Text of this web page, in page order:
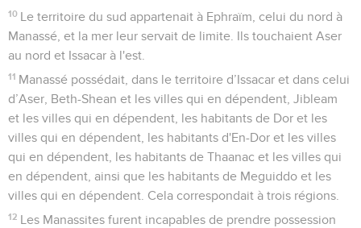
10 Le territoire du sud appartenait à Ephraïm, celui du nord à
Manassé, et la mer leur servait de limite. Ils touchaient Aser
au nord et Issacar à l'est.
11 Manassé possédait, dans le territoire d’Issacar et dans celui
d’Aser, Beth-Shean et les villes qui en dépendent, Jibleam
et les villes qui en dépendent, les habitants de Dor et les
villes qui en dépendent, les habitants d'En-Dor et les villes
qui en dépendent, les habitants de Thaanac et les villes qui
en dépendent, ainsi que les habitants de Meguiddo et les
villes qui en dépendent. Cela correspondait à trois régions.
12 Les Manassites furent incapables de prendre possession